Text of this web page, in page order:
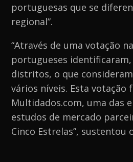
portuguesas que se
regional”.
“Através de uma votação
portugueses
distritos, o que
vários níveis. Esta votação
Multidados.com, uma das
estudos de mercado
Cinco Estrelas”, sustentou